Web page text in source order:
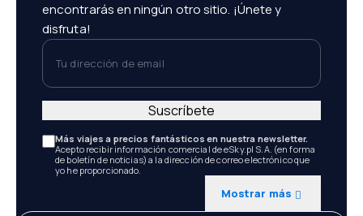
encontrarás en ningún otro sitio. ¡Únete y
disfruta!
Tu dirección de email
Más viajes a precios fantásticos en nuestra newsletter.
Acepto recibir información comercial de eSky.pl S.A. (en forma
de boletín de noticias) a la dirección de correo electrónico que
yo he proporcionado.
Mostrar más
Suscríbete